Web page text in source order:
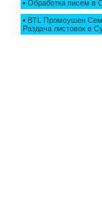
• Обработка писем в
• BTL Промоушен
Раздача листовок в